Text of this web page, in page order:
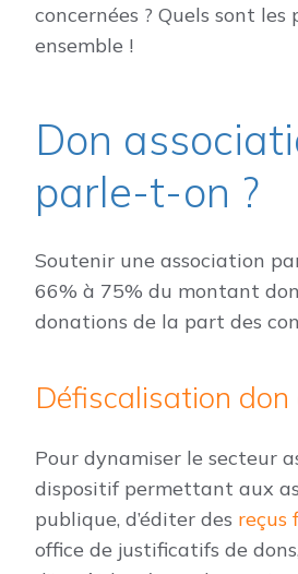
concernées ? Quels sont
ensemble !
Don
parle-t-on ?
Soutenir une association
66% à 75% du montant
donations de la part des
Défiscalisation
Pour dynamiser le secteur
dispositif permettant aux
publique, d’éditer des reçus
office de justificatifs de